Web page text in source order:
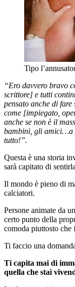
Tipo
“Ero davvero bravo
scrittore] e tutti
pensato anche di
come [impiegato,
anche se non è il
bambini, gli amici…a
tutto!”.
Questa è una storia
sarà capitato di
Il mondo è pieno di
calciatori.
Persone animate da
certo punto della
comoda piuttosto che
Ti faccio una
Ti capita mai di
quella che stai